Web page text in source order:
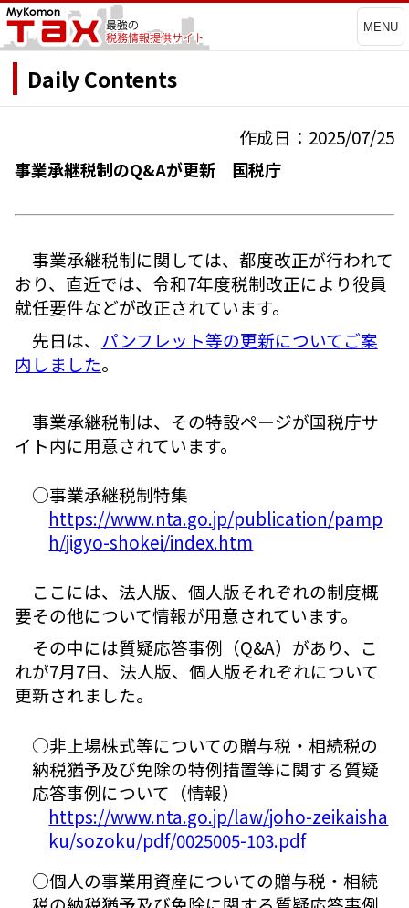
MENU
Daily Contents
作成日：2025/07/25
事業承継税制のQ&Aが更新 国税庁
事業承継税制に関しては、都度改正が行われて
おり、直近では、令和7年度税制改正により役員
就任要件などが改正されています。
先日は、 パンフレット等の更新についてご案
内しました。
事業承継税制は、その特設ページが国税庁サ
イト内に用意されています。
○事業承継税制特集
https://www.nta.go.jp/publication/pamp
h/jigyo-shokei/index.htm
ここには、法人版、個人版それぞれの制度概
要その他について情報が用意されています。
その中には質疑応答事例（Q&A）があり、こ
れが7月7日、法人版、個人版それぞれについて
更新されました。
○非上場株式等についての贈与税・相続税の
納税猶予及び免除の特例措置等に関する質疑
応答事例について（情報）
https://www.nta.go.jp/law/joho-zeikaisha
ku/sozoku/pdf/0025005-103.pdf
○個人の事業用資産についての贈与税・相続